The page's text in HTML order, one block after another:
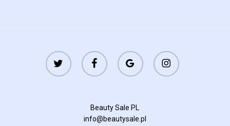
twitter facebook
google-
plus
instagram
Beauty Sale PL
info@beautysale.pl